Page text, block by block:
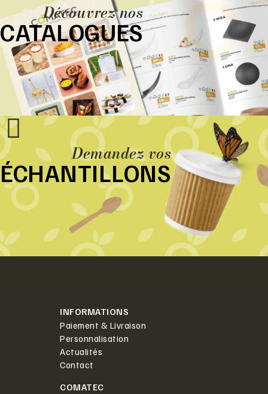
Découvrez nos
CATALOGUES
Demandez vos
ÉCHANTILLONS
INFORMATIONS
Paiement & Livraison
Personnalisation
Actualités
Contact
COMATEC